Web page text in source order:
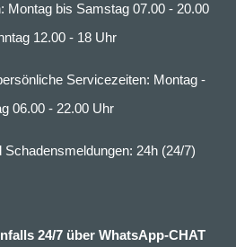
Montag bis Samstag 07.00 - 20.00
12.00 - 18 Uhr
Servicezeiten: Montag -
06.00 - 22.00 Uhr
Schadensmeldungen: 24h (24/7)
24/7 über WhatsApp-CHAT